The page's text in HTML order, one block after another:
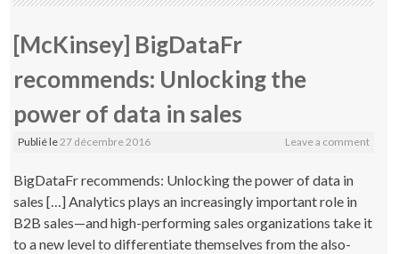
[McKinsey] BigDataFr
recommends: Unlocking the
power of data in sales
Publié le 27 décembre 2016 Leave a comment
BigDataFr recommends: Unlocking the power of data in
sales […] Analytics plays an increasingly important role in
B2B sales—and high-performing sales organizations take it
to a new level to differentiate themselves from the also-